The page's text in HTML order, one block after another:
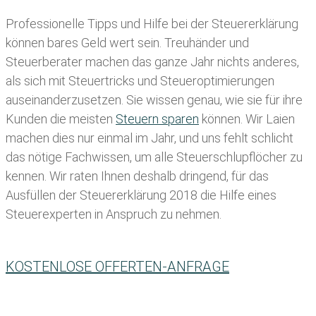
Professionelle Tipps und Hilfe bei der Steuererklärung
können bares Geld wert sein. Treuhänder und
Steuerberater machen das ganze Jahr nichts anderes,
als sich mit Steuertricks und Steueroptimierungen
auseinanderzusetzen. Sie wissen genau, wie sie für ihre
Kunden die meisten Steuern sparen können. Wir Laien
machen dies nur einmal im Jahr, und uns fehlt schlicht
das nötige Fachwissen, um alle Steuerschlupflöcher zu
kennen. Wir raten Ihnen deshalb dringend, für das
Ausfüllen der Steuererklärung 2018 die Hilfe eines
Steuerexperten in Anspruch zu nehmen.
KOSTENLOSE OFFERTEN-ANFRAGE